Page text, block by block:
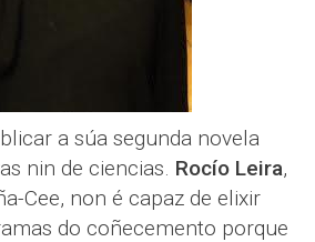
a súa segunda novela
nin de ciencias. Rocío Leira,
Cee, non é capaz de elixir
do coñecemento porque